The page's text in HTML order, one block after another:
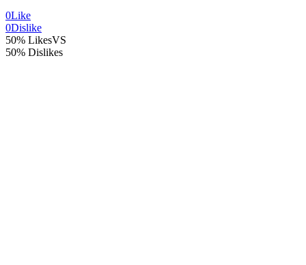
0Like
0Dislike
50% LikesVS
50% Dislikes